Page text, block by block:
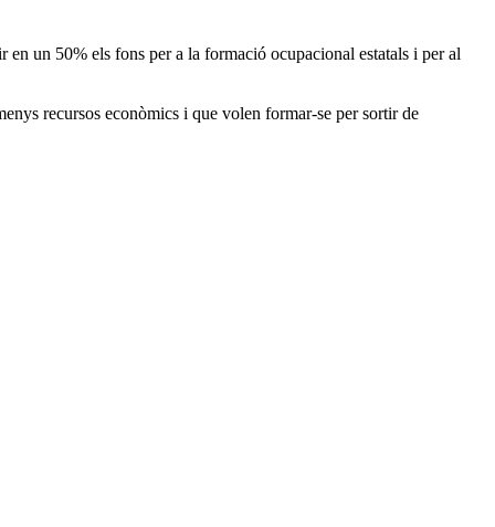
un 50% els fons per a la formació ocupacional estatals i per al
recursos econòmics i que volen formar-se per sortir de